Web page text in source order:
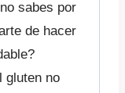
sabes por
de hacer
gluten no